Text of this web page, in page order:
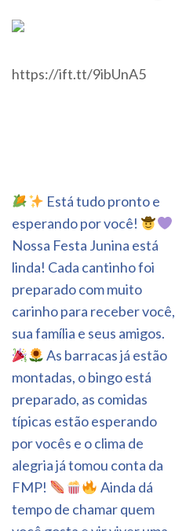
https://ift.tt/9ibUnA5
Navegação
de
Post
Está tudo pronto e
esperando por você!
Nossa Festa Junina está
linda! Cada cantinho foi
preparado com muito
carinho para receber você,
sua família e seus amigos.
As barracas já estão
montadas, o bingo está
preparado, as comidas
típicas estão esperando
por vocês e o clima de
alegria já tomou conta da
FMP!
Ainda dá
tempo de chamar quem